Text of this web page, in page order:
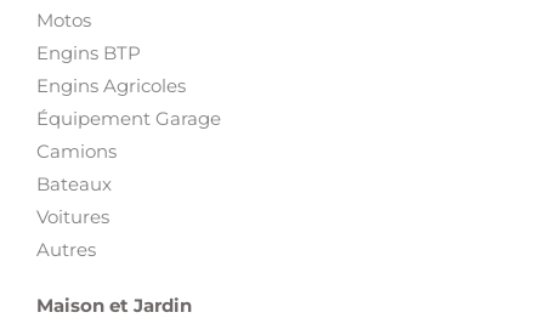
Motos
Engins BTP
Engins Agricoles
Équipement Garage
Camions
Bateaux
Voitures
Autres
Maison et Jardin